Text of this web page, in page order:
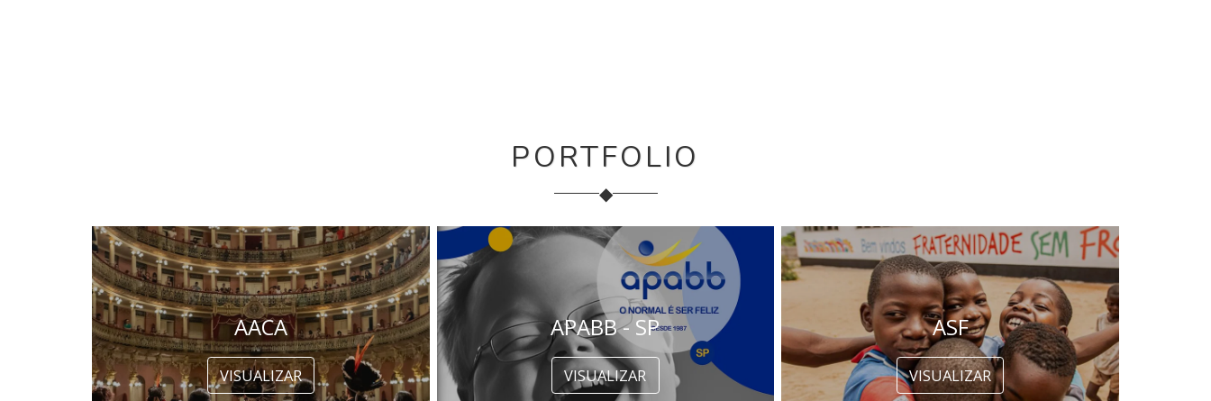
PORTFOLIO
◆
AACA
VISUALIZAR
APABB - SP
VISUALIZAR
ASF
VISUALIZAR